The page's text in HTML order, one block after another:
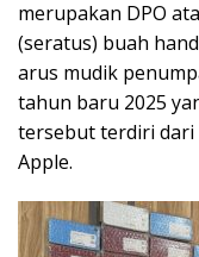
merupakan DPO
(seratus) buah
arus mudik
tahun baru 2025
tersebut terdiri dari
Apple.